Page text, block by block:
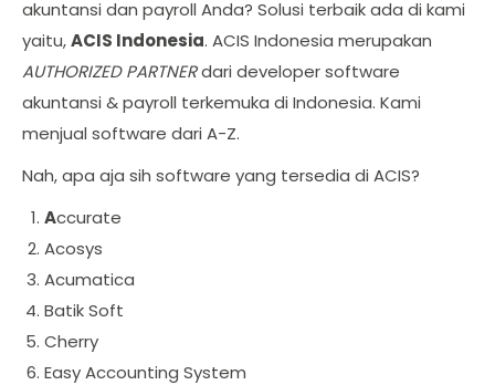
akuntansi dan payroll Anda? Solusi terbaik ada di kami
yaitu,ACIS Indonesia. ACIS Indonesia merupakan
AUTHORIZED PARTNERdari developer software
akuntansi & payroll terkemuka di Indonesia. Kami
menjual software dari A-Z.
Nah, apa aja sih software yang tersedia di ACIS?
Accurate
Acosys
Acumatica
Batik Soft
Cherry
Easy Accounting System